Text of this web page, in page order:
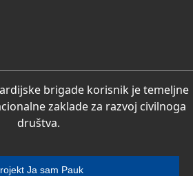
brigade korisnik je temeljne
zaklade za razvoj civilnoga
društva.
Ja sam Pauk